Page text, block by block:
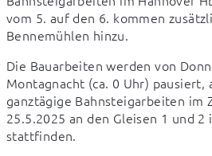
vom 5. auf den 6. kommen
Bennemühlen hinzu.
Die Bauarbeiten werden von
Montagnacht (ca. 0 Uhr) pausiert,
ganztägige Bahnsteigarbeiten im
25.5.2025 an den Gleisen 1 und
stattfinden.